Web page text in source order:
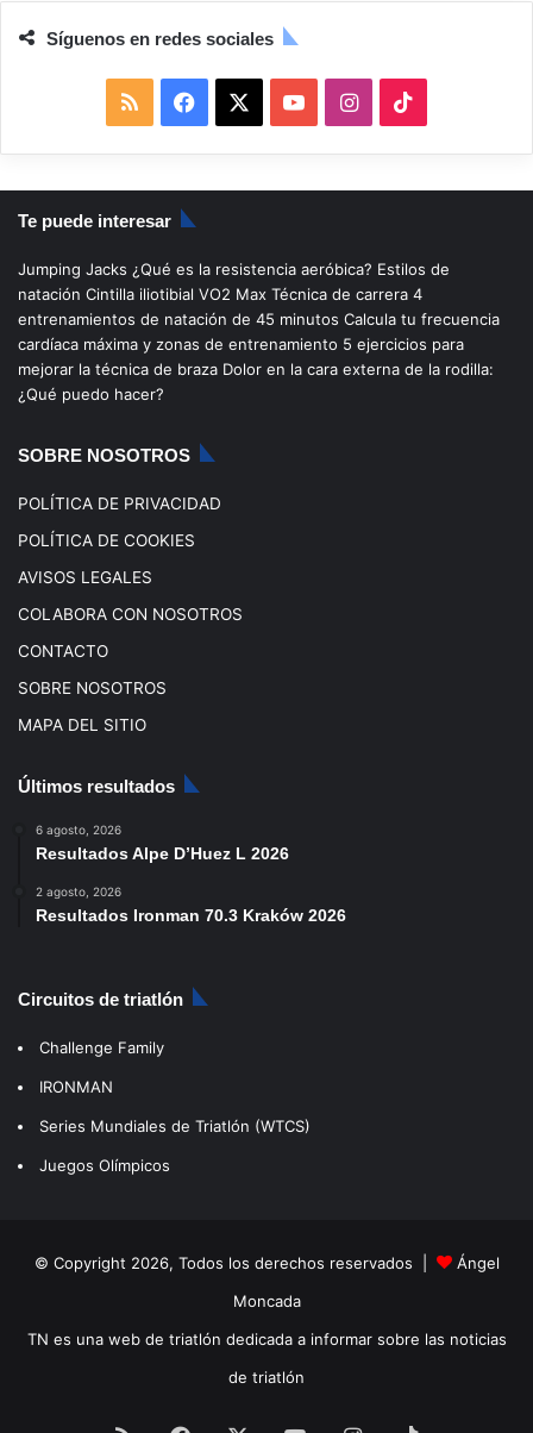
Síguenos en redes sociales
S
S
a
c
b
o
o
u
u
b
I
n
s
a
g
i
k
o
k
Te puede interesar
Jumping Jacks ¿Qué es la resistencia aeróbica? Estilos de
natación Cintilla iliotibial VO2 Max Técnica de carrera 4
entrenamientos de natación de 45 minutos Calcula tu frecuencia
cardíaca máxima y zonas de entrenamiento 5 ejercicios para
mejorar la técnica de braza Dolor en la cara externa de la rodilla:
¿Qué puedo hacer?
SOBRE NOSOTROS
POLÍTICA DE PRIVACIDAD
POLÍTICA DE COOKIES
AVISOS LEGALES
COLABORA CON NOSOTROS
CONTACTO
SOBRE NOSOTROS
MAPA DEL SITIO
Últimos resultados
6 agosto, 2026
Resultados Alpe D’Huez L 2026
2 agosto, 2026
Resultados Ironman 70.3 Kraków 2026
Circuitos de triatlón
Challenge Family
IRONMAN
Series Mundiales de Triatlón (WTCS)
Juegos Olímpicos
© Copyright 2026, Todos los derechos reservados |
Ángel
Moncada
TN es una web de triatlón dedicada a informar sobre las noticias
de triatlón